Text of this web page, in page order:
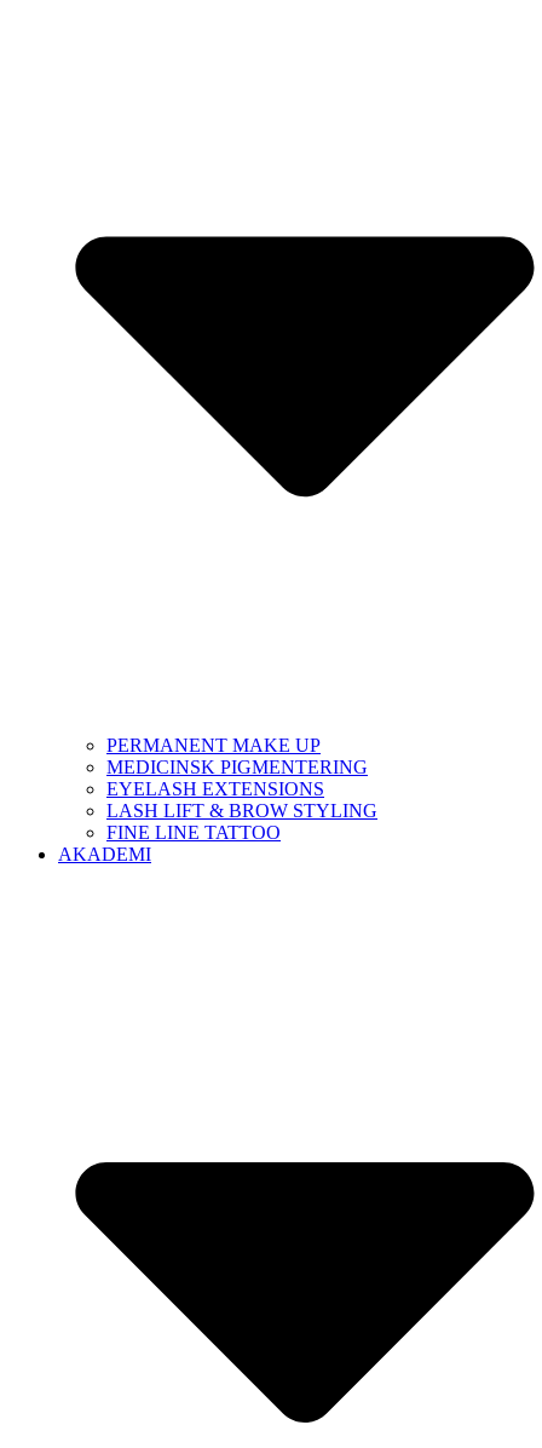
PERMANENT MAKE UP
MEDICINSK PIGMENTERING
EYELASH EXTENSIONS
LASH LIFT & BROW STYLING
FINE LINE TATTOO
AKADEMI